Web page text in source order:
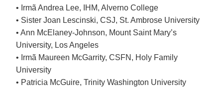
• Irmã Andrea Lee, IHM, Alverno College
• Sister Joan Lescinski, CSJ, St. Ambrose University
• Ann McElaney-Johnson, Mount Saint Mary’s
University, Los Angeles
• Irmã Maureen McGarrity, CSFN, Holy Family
University
• Patricia McGuire, Trinity Washington University